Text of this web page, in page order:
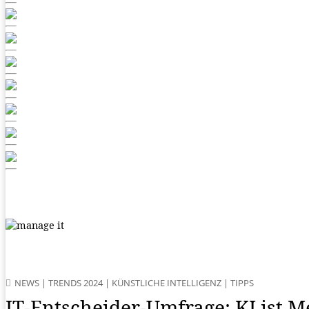
NEWS | TRENDS 2024| KÜNSTLICHE INTELLIGENZ | TIPPS